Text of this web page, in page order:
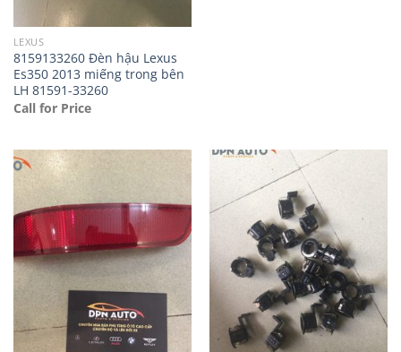
LEXUS
8159133260 Đèn hậu Lexus
Es350 2013 miếng trong bên
LH 81591-33260
Call for Price